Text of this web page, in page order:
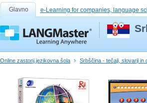
Glavno e-Learning for companies, language
Online zastonj jezikovna šola Srbščina - tečaji, slovarji in